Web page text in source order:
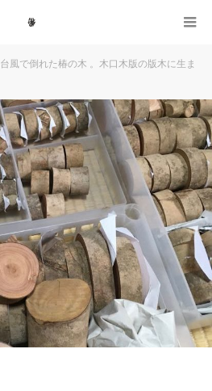
台風で倒れた椿の木 。木口木版の版木に生ま